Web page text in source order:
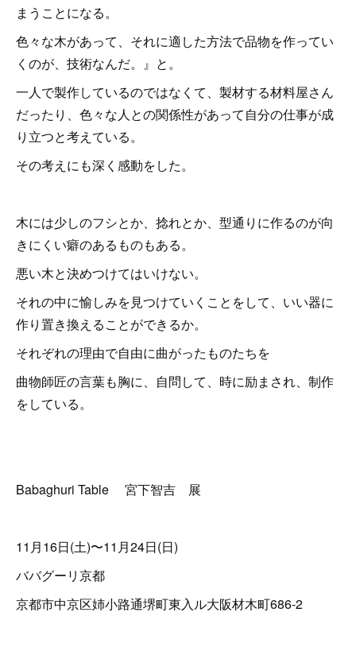
まうことになる。
色々な木があって、それに適した方法で品物を作ってい
くのが、技術なんだ。』と。
一人で製作しているのではなくて、製材する材料屋さん
だったり、色々な人との関係性があって自分の仕事が成
り立つと考えている。
その考えにも深く感動をした。
木には少しのフシとか、捻れとか、型通りに作るのが向
きにくい癖のあるものもある。
悪い木と決めつけてはいけない。
それの中に愉しみを見つけていくことをして、いい器に
作り置き換えることができるか。
それぞれの理由で自由に曲がったものたちを
曲物師匠の言葉も胸に、自問して、時に励まされ、制作
をしている。
Babaghuri Table 宮下智吉 展
11月16日(土)〜11月24日(日)
ババグーリ京都
京都市中京区姉小路通堺町東入ル大阪材木町686-2